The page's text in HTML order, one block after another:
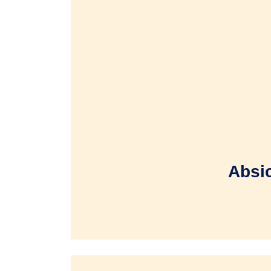
Unkompliziert
Laufende
Information bei